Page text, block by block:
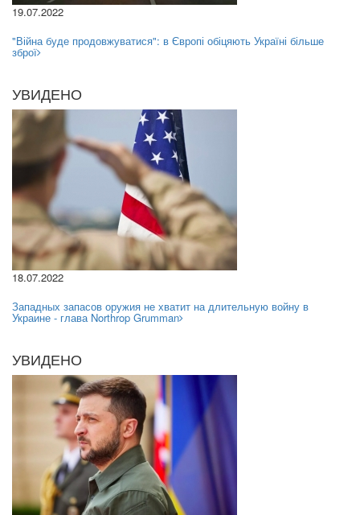
19.07.2022
"Війна буде продовжуватися": в Європі обіцяють Україні більше
зброї
УВИДЕНО
18.07.2022
Западных запасов оружия не хватит на длительную войну в
Украине - глава Northrop Grumman
УВИДЕНО